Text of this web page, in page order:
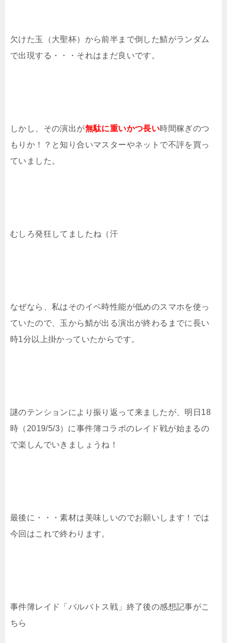
欠けた玉（大聖杯）から前半まで倒した鯖がランダム
で出現する・・・それはまだ良いです。
しかし、その演出が無駄に重いかつ長い時間稼ぎのつ
もりか！？と知り合いマスターやネットで不評を買っ
ていました。
むしろ発狂してましたね（汗
なぜなら、私はそのイベ時性能が低めのスマホを使っ
ていたので、玉から鯖が出る演出が終わるまでに長い
時1分以上掛かっていたからです。
謎のテンションにより振り返って来ましたが、明日18
時（2019/5/3）に事件簿コラボのレイド戦が始まるの
で楽しんでいきましょうね！
最後に・・・素材は美味しいのでお願いします！では
今回はこれで終わります。
事件簿レイド「バルバトス戦」終了後の感想記事がこ
ちら